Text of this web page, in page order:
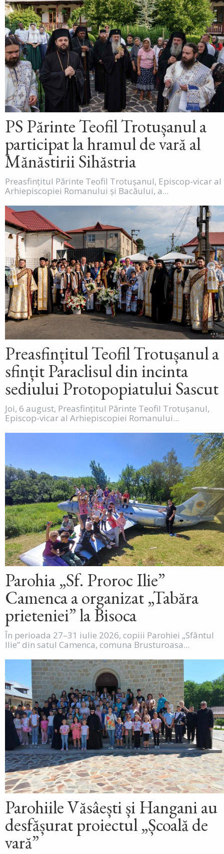
PS Părinte Teofil Trotușanul a
participat la hramul de vară al
Mănăstirii Sihăstria
Preasfințitul Părinte Teofil Trotușanul, Episcop-vicar al
Arhiepiscopiei Romanului și Bacăului, a...
Preasfințitul Teofil Trotușanul a
sfințit Paraclisul din incinta
sediului Protopopiatului Sascut
Joi, 6 august, Preasfințitul Părinte Teofil Trotușanul,
Episcop-vicar al Arhiepiscopiei Romanului...
Parohia „Sf. Proroc Ilie”
Camenca a organizat „Tabăra
prieteniei” la Bisoca
În perioada 27–31 iulie 2026, copiii Parohiei „Sfântul
Ilie” din satul Camenca, comuna Brusturoasa...
Parohiile Văsâești și Hangani au
desfășurat proiectul „Școală de
vară”